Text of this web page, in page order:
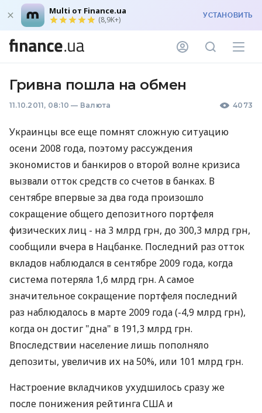
Multi от Finance.ua
(8,9K+) УСТАНОВИТЬ
Гривна пошла на обмен
11.10.2011, 08:10 — Валюта 4073
Украинцы все еще помнят сложную ситуацию
осени 2008 года, поэтому рассуждения
экономистов и банкиров о второй волне кризиса
вызвали отток средств со счетов в банках. В
сентябре впервые за два года произошло
сокращение общего депозитного портфеля
физических лиц - на 3 млрд грн, до 300,3 млрд грн,
сообщили вчера в Нацбанке. Последний раз отток
вкладов наблюдался в сентябре 2009 года, когда
система потеряла 1,6 млрд грн. А самое
значительное сокращение портфеля последний
раз наблюдалось в марте 2009 года (-4,9 млрд грн),
когда он достиг "дна" в 191,3 млрд грн.
Впоследствии население лишь пополняло
депозиты, увеличив их на 50%, или 101 млрд грн.
Настроение вкладчиков ухудшилось сразу же
после понижения рейтинга США и